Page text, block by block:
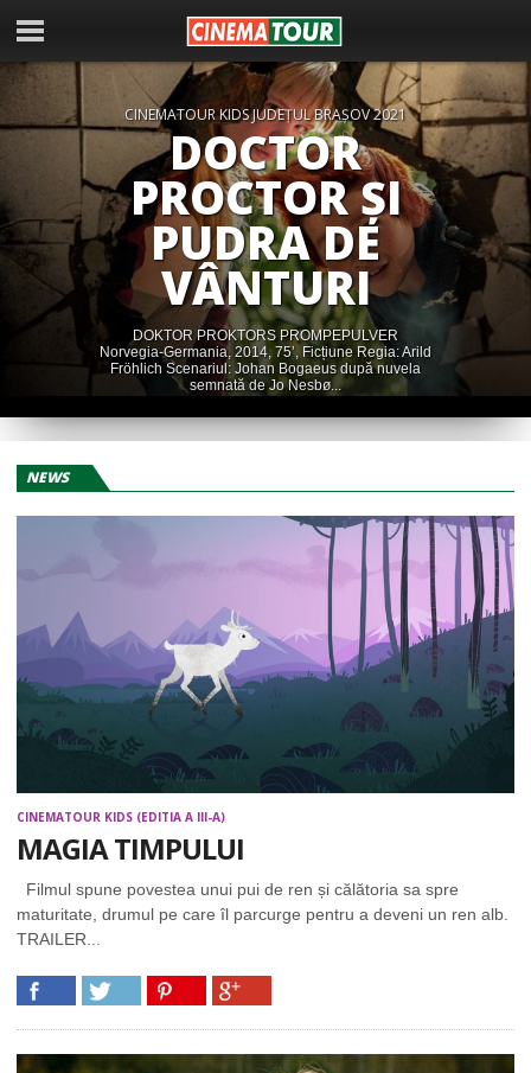
CINEMATOUR KIDS JUDEȚUL BRAȘOV 2021
DOCTOR
PROCTOR ȘI
PUDRA DE
VÂNTURI
DOKTOR PROKTORS PROMPEPULVER
Norvegia-Germania, 2014, 75’, Ficțiune Regia: Arild
Fröhlich Scenariul: Johan Bogaeus după nuvela
semnată de Jo Nesbø...
NEWS
CINEMATOUR KIDS (EDITIA A III-A)
MAGIA TIMPULUI
Filmul spune povestea unui pui de ren și călătoria sa spre
maturitate, drumul pe care îl parcurge pentru a deveni un ren alb.
TRAILER...